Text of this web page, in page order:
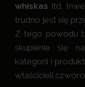
whiskas itd.
trudno jest się
Z tego powodu
skupienie się
kategorii i
właścicieli